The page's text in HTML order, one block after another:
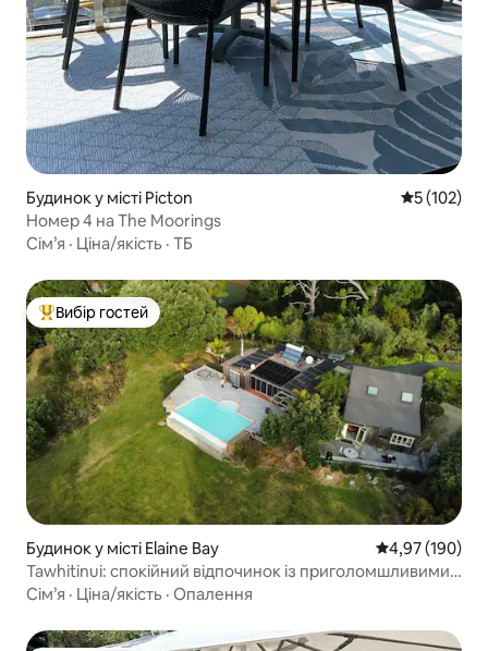
Будинок у місті Picton Середня
5 (102)
Номер 4 на The Moorings
Сім’я · Ціна/якість · ТБ
Топ вибір гостей
Вибір гостей
Будинок у місті Elaine Bay Середня
4,97 (190)
Tawhitinui: спокійний відпочинок із приголомшливими
краєвидами
Сім’я · Ціна/якість · Опалення